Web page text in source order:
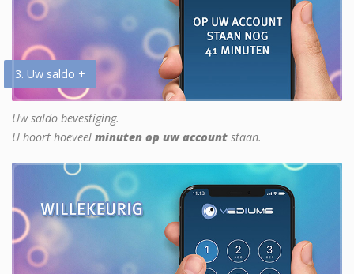
3. Uw saldo +
Uw saldo bevestiging.
U hoort hoeveel minuten op uw account staan.